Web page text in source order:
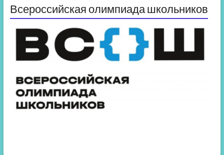
Всероссийская олимпиада школьников